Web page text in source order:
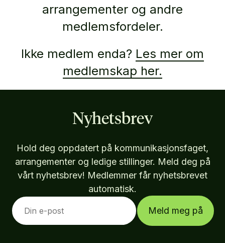
arrangementer og andre
medlemsfordeler.
Ikke medlem enda? Les mer om
medlemskap her.
Nyhetsbrev
Hold deg oppdatert på kommunikasjonsfaget,
arrangementer og ledige stillinger. Meld deg på
vårt nyhetsbrev! Medlemmer får nyhetsbrevet
automatisk.
Meld meg på